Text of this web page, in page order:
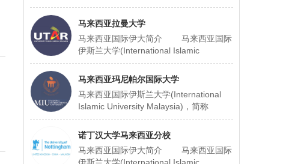
马来西亚拉曼大学
马来西亚国际伊大简介 马来西亚国际
伊斯兰大学(International Islamic
University Malaysia)，简称IIUM，由马来
西亚
马来西亚玛尼帕尔国际大学
马来西亚国际伊斯兰大学(International
Islamic University Malaysia)，简称
IIUM，由马来西亚政府于1983年倡议和主
办
诺丁汉大学马来西亚分校
马来西亚国际伊大简介 马来西亚国际